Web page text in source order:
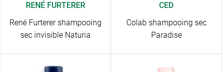
RENÉ FURTERER
René Furterer shampooing
sec invisible Naturia
CED
Colab shampooing sec
Paradise